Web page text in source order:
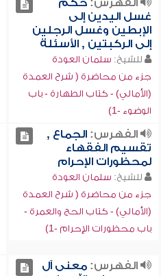
الفهرس:حكم
غسل اليدين إلى
الإبطين وغسل الرجلين
إلى الركبتين , الأسئلة
للشيخ: سلمان العودة
جزء من محاضرة ( شرح العمدة
(الأمالي) - كتاب الطهارة - باب
الوضوء -1)
الفهرس:الجماع ,
تقسيم الفقهاء
لمحظورات الإحرام
للشيخ: سلمان العودة
جزء من محاضرة ( شرح العمدة
(الأمالي) - كتاب الحج والعمرة -
باب محظورات الإحرام -1)
الفهرس:معنى آل